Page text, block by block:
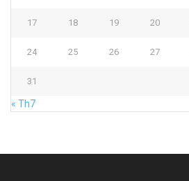
17 18 19 20
24 25 26 27
31
« Th7